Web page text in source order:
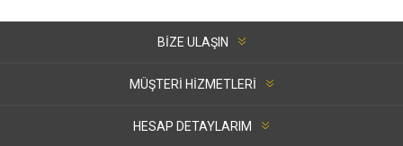
BIZE ULAŞIN
MÜŞTERI HIZMETLERI
HESAP DETAYLARIM